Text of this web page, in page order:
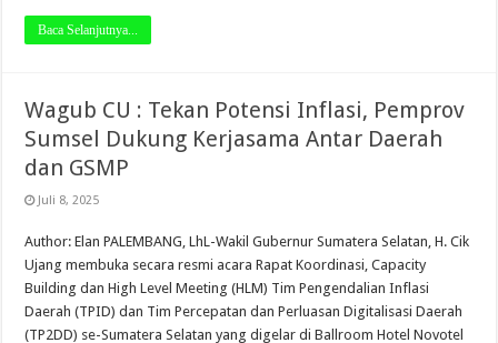
Baca Selanjutnya...
Wagub CU : Tekan Potensi Inflasi, Pemprov
Sumsel Dukung Kerjasama Antar Daerah
dan GSMP
Juli 8, 2025
Author: Elan PALEMBANG, LhL-Wakil Gubernur Sumatera Selatan, H. Cik
Ujang membuka secara resmi acara Rapat Koordinasi, Capacity
Building dan High Level Meeting (HLM) Tim Pengendalian Inflasi
Daerah (TPID) dan Tim Percepatan dan Perluasan Digitalisasi Daerah
(TP2DD) se-Sumatera Selatan yang digelar di Ballroom Hotel Novotel